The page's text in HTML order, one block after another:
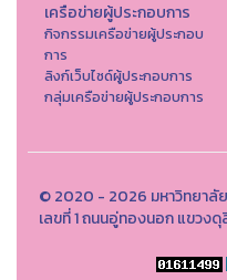
เครือข่ายผู้ประกอบการ
กิจกรรมเครือข่ายผู้ประกอบ
การ
ลิงก์เว็บไซด์ผู้ประกอบการ
กลุ่มเครือข่ายผู้ประกอบการ
© 2020 - 2026 มหาวิทยาลั
เลขที่ 1 ถนนอู่ทองนอก แขวง